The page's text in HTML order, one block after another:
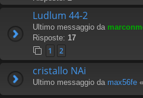
Ludlum 44-2
Ultimo messaggio da
Risposte: 17
1 2
cristallo NAi
Ultimo messaggio da max56fe «